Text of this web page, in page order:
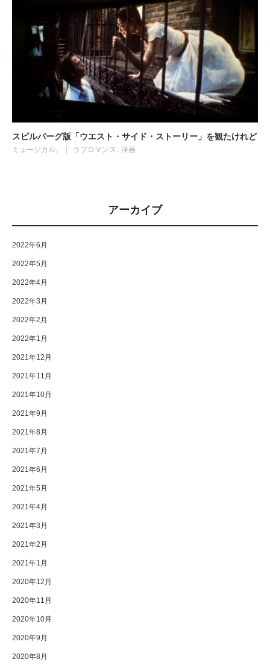
スピルバーグ版「ウエスト・サイド・ストーリー」を観たけれど
ミュージカル ラブロマンス 洋画
アーカイブ
2022年6月
2022年5月
2022年4月
2022年3月
2022年2月
2022年1月
2021年12月
2021年11月
2021年10月
2021年9月
2021年8月
2021年7月
2021年6月
2021年5月
2021年4月
2021年3月
2021年2月
2021年1月
2020年12月
2020年11月
2020年10月
2020年9月
2020年8月